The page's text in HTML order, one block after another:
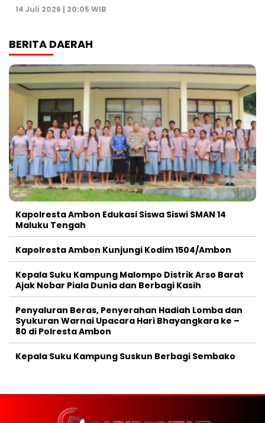
14 Juli 2026 | 20:05 WIB
BERITA DAERAH
Kapolresta Ambon Edukasi Siswa Siswi SMAN 14
Maluku Tengah
Kapolresta Ambon Kunjungi Kodim 1504/Ambon
Kepala Suku Kampung Malompo Distrik Arso Barat
Ajak Nobar Piala Dunia dan Berbagi Kasih
Penyaluran Beras, Penyerahan Hadiah Lomba dan
Syukuran Warnai Upacara Hari Bhayangkara ke –
80 di Polresta Ambon
Kepala Suku Kampung Suskun Berbagi Sembako